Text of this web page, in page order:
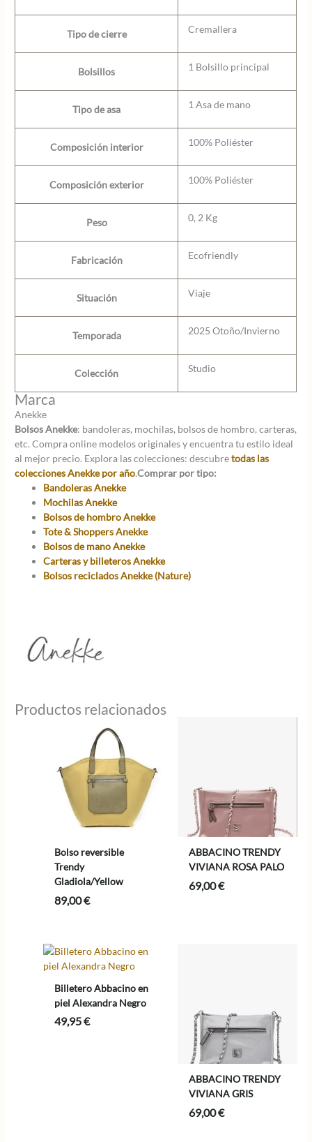
Tipo de cierre Cremallera
Bolsillos 1 Bolsillo principal
Tipo de asa 1 Asa de mano
Composición interior 100% Poliéster
Composición exterior 100% Poliéster
Peso 0, 2 Kg
Fabricación Ecofriendly
Situación Viaje
Temporada 2025 Otoño/Invierno
Colección Studio
Marca
Anekke
Bolsos Anekke: bandoleras, mochilas, bolsos de hombro, carteras,
etc. Compra online modelos originales y encuentra tu estilo ideal
al mejor precio. Explora las colecciones: descubretodas las
colecciones Anekke por año.Comprar por tipo:
Bandoleras Anekke
Mochilas Anekke
Bolsos de hombro Anekke
Tote & Shoppers Anekke
Bolsos de mano Anekke
Carteras y billeteros Anekke
Bolsos reciclados Anekke (Nature)
Productos relacionados
Bolso reversible
Trendy
Gladiola/Yellow
89,00€
ABBACINO TRENDY
VIVIANA ROSA PALO
69,00€
Billetero Abbacino en
piel Alexandra Negro
49,95€
ABBACINO TRENDY
VIVIANA GRIS
69,00€